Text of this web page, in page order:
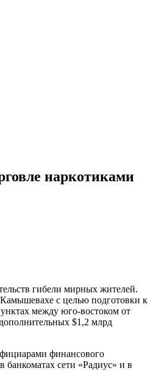
наркотиками
гибели мирных жителей.
с целью подготовки к
между юго-востоком от
$1,2 млрд
финансового
сети «Радиус» и в